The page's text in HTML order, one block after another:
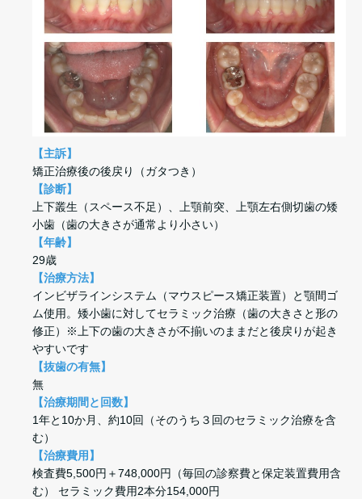
【主訴】
矯正治療後の後戻り（ガタつき）
【診断】
上下叢生（スペース不足）、上顎前突、上顎左右側切歯の矮
小歯（歯の大きさが通常より小さい）
【年齢】
29歳
【治療方法】
インビザラインシステム（マウスピース矯正装置）と顎間ゴ
ム使用。矮小歯に対してセラミック治療（歯の大きさと形の
修正）※上下の歯の大きさが不揃いのままだと後戻りが起き
やすいです
【抜歯の有無】
無
【治療期間と回数】
1年と10か月、約10回（そのうち３回のセラミック治療を含
む）
【治療費用】
検査費5,500円＋748,000円（毎回の診察費と保定装置費用含
む） セラミック費用2本分154,000円